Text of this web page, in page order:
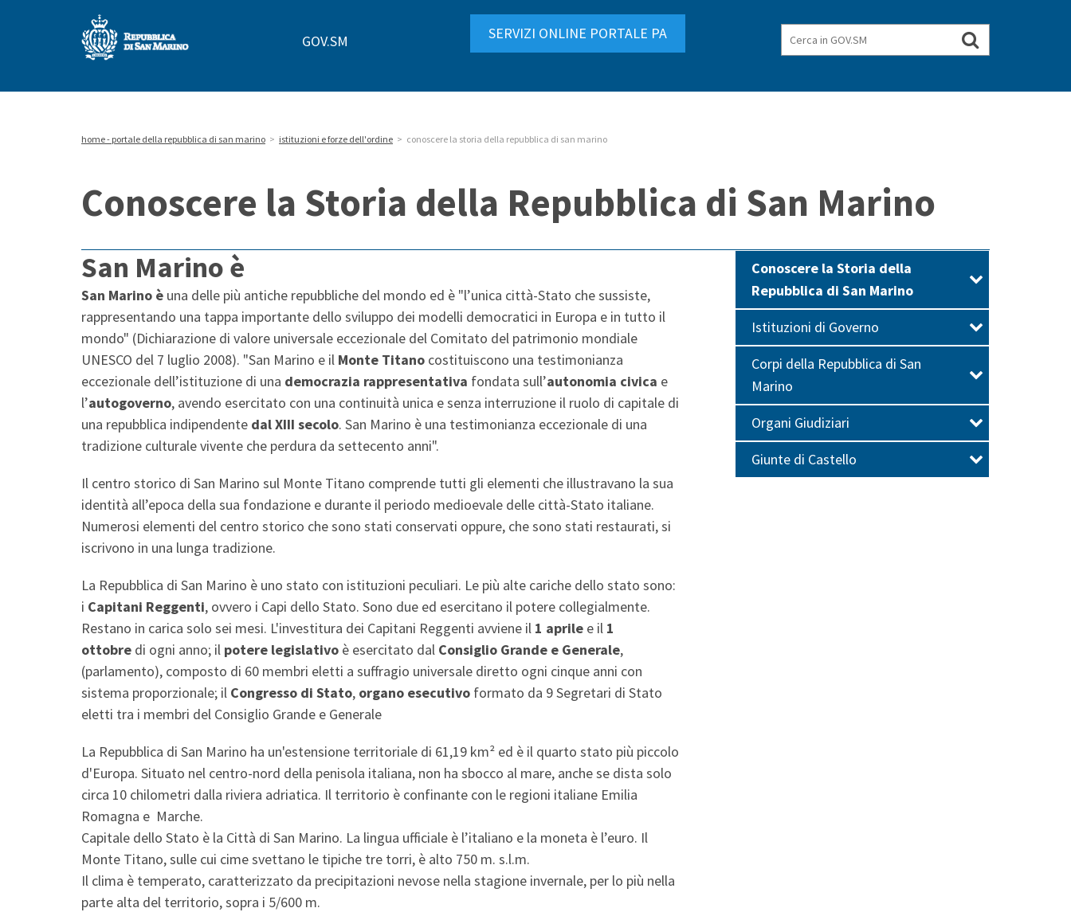
di
Marino
GOV.SM SERVIZI ONLINE PORTALE PA
Cerca
nel
in
home - portale della repubblica di san marino > istituzioni e forze dell'ordine > conoscere la storia della repubblica di san marino
Conoscere la Storia della Repubblica di San Marino
San Marino è
San Marino è una delle più antiche repubbliche del mondo ed è "l’unica città-Stato che sussiste,
rappresentando una tappa importante dello sviluppo dei modelli democratici in Europa e in tutto il
mondo" (Dichiarazione di valore universale eccezionale del Comitato del patrimonio mondiale
UNESCO del 7 luglio 2008). "San Marino e il Monte Titano costituiscono una testimonianza
eccezionale dell’istituzione di una democrazia rappresentativa fondata sull’autonomia civica e
l’autogoverno, avendo esercitato con una continuità unica e senza interruzione il ruolo di capitale di
una repubblica indipendente dal XIII secolo. San Marino è una testimonianza eccezionale di una
tradizione culturale vivente che perdura da settecento anni".
Il centro storico di San Marino sul Monte Titano comprende tutti gli elementi che illustravano la sua
identità all’epoca della sua fondazione e durante il periodo medioevale delle città-Stato italiane.
Numerosi elementi del centro storico che sono stati conservati oppure, che sono stati restaurati, si
iscrivono in una lunga tradizione.
La Repubblica di San Marino è uno stato con istituzioni peculiari. Le più alte cariche dello stato sono:
i Capitani Reggenti, ovvero i Capi dello Stato. Sono due ed esercitano il potere collegialmente.
Restano in carica solo sei mesi. L'investitura dei Capitani Reggenti avviene il 1 aprile e il 1
ottobre di ogni anno; il potere legislativo è esercitato dal Consiglio Grande e Generale,
(parlamento), composto di 60 membri eletti a suffragio universale diretto ogni cinque anni con
sistema proporzionale; il Congresso di Stato, organo esecutivo formato da 9 Segretari di Stato
eletti tra i membri del Consiglio Grande e Generale
La Repubblica di San Marino ha un'estensione territoriale di 61,19 km² ed è il quarto stato più piccolo
d'Europa. Situato nel centro-nord della penisola italiana, non ha sbocco al mare, anche se dista solo
circa 10 chilometri dalla riviera adriatica. Il territorio è confinante con le regioni italiane Emilia
Romagna e Marche.
Capitale dello Stato è la Città di San Marino. La lingua ufficiale è l’italiano e la moneta è l’euro. Il
Monte Titano, sulle cui cime svettano le tipiche tre torri, è alto 750 m. s.l.m.
Il clima è temperato, caratterizzato da precipitazioni nevose nella stagione invernale, per lo più nella
parte alta del territorio, sopra i 5/600 m.
Conoscere la Storia della
Repubblica di San Marino
Istituzioni di Governo
Corpi della Repubblica di San
Marino
Organi Giudiziari
Giunte di Castello